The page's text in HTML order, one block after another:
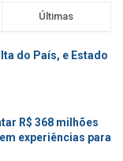
Últimas
do País, e Estado
R$ 368 milhões
experiências para